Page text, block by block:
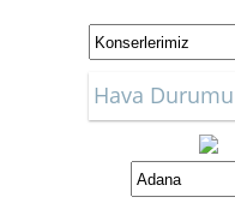
Hava Durumu